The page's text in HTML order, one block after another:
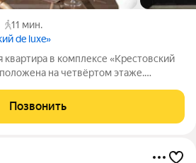
11 мин.
de luxe»
в комплексе «Крестовский
на четвёртом этаже.
увеличенные
Позвонить